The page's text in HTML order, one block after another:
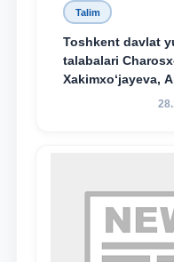
Talim
Toshkent davlat
talabalari
Xakimxo‘jayeva,
hamda TDYU
bo‘ldi.